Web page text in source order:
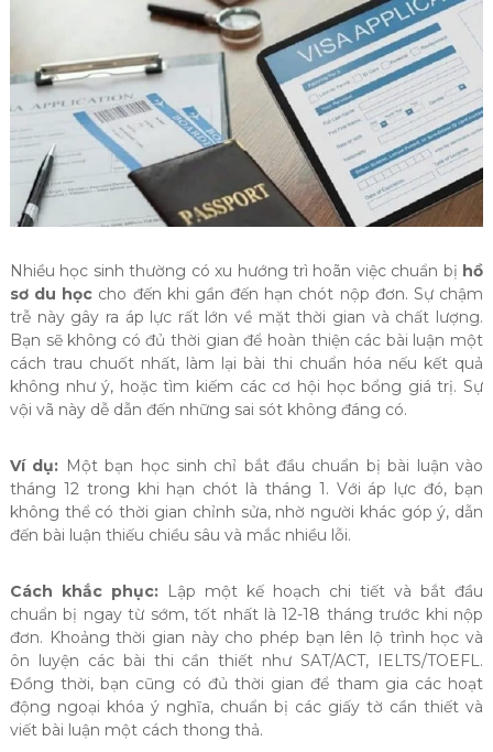
Nhiều học sinh thường có xu hướng trì hoãn việc chuẩn bị hồ
sơ du học cho đến khi gần đến hạn chót nộp đơn. Sự chậm
trễ này gây ra áp lực rất lớn về mặt thời gian và chất lượng.
Bạn sẽ không có đủ thời gian để hoàn thiện các bài luận một
cách trau chuốt nhất, làm lại bài thi chuẩn hóa nếu kết quả
không như ý, hoặc tìm kiếm các cơ hội học bổng giá trị. Sự
vội vã này dễ dẫn đến những sai sót không đáng có.
Ví dụ: Một bạn học sinh chỉ bắt đầu chuẩn bị bài luận vào
tháng 12 trong khi hạn chót là tháng 1. Với áp lực đó, bạn
không thể có thời gian chỉnh sửa, nhờ người khác góp ý, dẫn
đến bài luận thiếu chiều sâu và mắc nhiều lỗi.
Cách khắc phục:Lập một kế hoạch chi tiết và bắt đầu
chuẩn bị ngay từ sớm, tốt nhất là 12-18 tháng trước khi nộp
đơn. Khoảng thời gian này cho phép bạn lên lộ trình học và
ôn luyện các bài thi cần thiết như SAT/ACT, IELTS/TOEFL.
Đồng thời, bạn cũng có đủ thời gian để tham gia các hoạt
động ngoại khóa ý nghĩa, chuẩn bị các giấy tờ cần thiết và
viết bài luận một cách thong thả.